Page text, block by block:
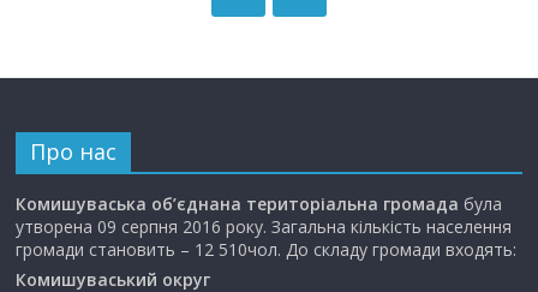
Про нас
Комишуваська об’єднана територіальна громада була
утворена 09 серпня 2016 року. Загальна кількість населення
громади становить – 12 510чол. До складу громади входять:
Комишуваський округ